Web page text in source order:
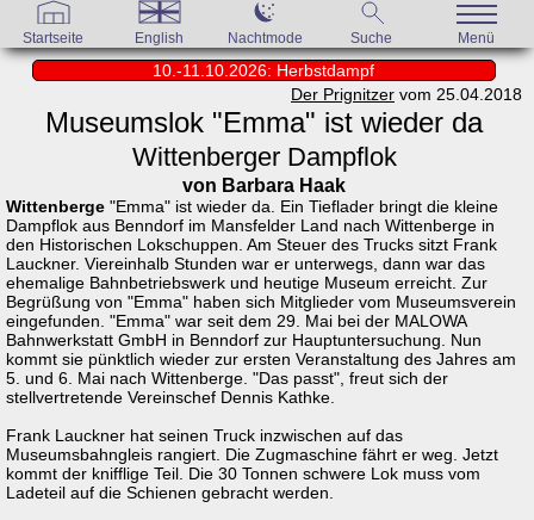
Startseite English Nachtmode Suche Menü
10.-11.10.2026: Herbstdampf
Der Prignitzer vom 25.04.2018
Museumslok "Emma" ist wieder da
Wittenberger Dampflok
von Barbara Haak
Wittenberge "Emma" ist wieder da. Ein Tieflader bringt die kleine
Dampflok aus Benndorf im Mansfelder Land nach Wittenberge in
den Historischen Lokschuppen. Am Steuer des Trucks sitzt Frank
Lauckner. Viereinhalb Stunden war er unterwegs, dann war das
ehemalige Bahnbetriebswerk und heutige Museum erreicht. Zur
Begrüßung von "Emma" haben sich Mitglieder vom Museumsverein
eingefunden. "Emma" war seit dem 29. Mai bei der MALOWA
Bahnwerkstatt GmbH in Benndorf zur Hauptuntersuchung. Nun
kommt sie pünktlich wieder zur ersten Veranstaltung des Jahres am
5. und 6. Mai nach Wittenberge. "Das passt", freut sich der
stellvertretende Vereinschef Dennis Kathke.
Frank Lauckner hat seinen Truck inzwischen auf das
Museumsbahngleis rangiert. Die Zugmaschine fährt er weg. Jetzt
kommt der knifflige Teil. Die 30 Tonnen schwere Lok muss vom
Ladeteil auf die Schienen gebracht werden.